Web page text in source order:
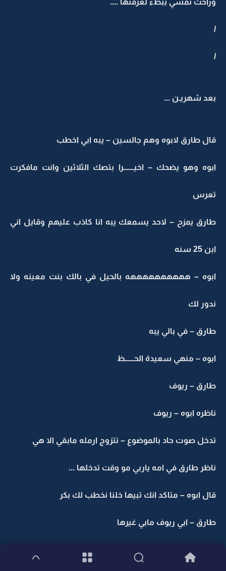
وراحت تمشي ببطء لغرفتها ....
/
/
بعد شهريـن ...
قال طارق لابوه وهم جالسين – يبه ابي اخطب
ابوه وهو يضحك – اخيـــــــرا بتصك الثلاثين وانت مافكرت
تعرس
طارق يمزح – لاحد يسمعك يبه انا كاذب عليهم وقايل اني
ابن 25 سنه
ابوه – ههههههههههه بالحيل في بالك بنت معينه ولا
ندور لك
طارق – في بالي يبه
ابوه – منهي سعيدة الحــــــظ
طارق – ريوف
ناظره ابوه – ريوف
تدخل صوت حاد بالموضوع – تتزوج ارمله مابقي الا هي
ناظر طارق في امه ياربي مو وقت تدخلها ...
قال ابوه – متاكد انك تبيها خلنا نخطب لك بكر
طارق – ابي ريوف مابي غيرها